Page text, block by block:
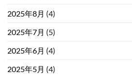
2025年8月 (4)
2025年7月 (5)
2025年6月 (4)
2025年5月 (4)